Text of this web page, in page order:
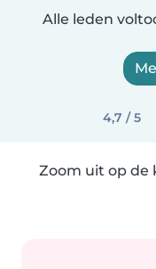
Alle leden
4,7 / 5
Zoom uit op de